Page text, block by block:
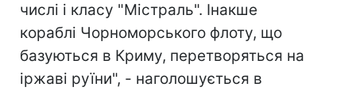
числі і класу "Містраль". Інакше
кораблі Чорноморського флоту, що
базуються в Криму, перетворяться на
іржаві руїни", - наголошується в